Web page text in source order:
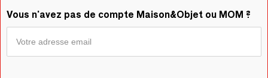
Vous n'avez pas de compte Maison&Objet ou MOM ?